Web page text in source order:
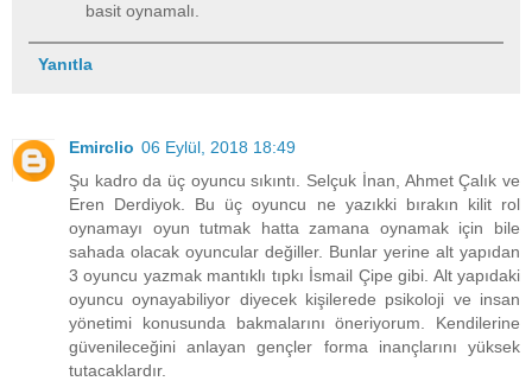
basit oynamalı.
Yanıtla
Emirclio 06 Eylül, 2018 18:49
Şu kadro da üç oyuncu sıkıntı. Selçuk İnan, Ahmet Çalık ve
Eren Derdiyok. Bu üç oyuncu ne yazıkki bırakın kilit rol
oynamayı oyun tutmak hatta zamana oynamak için bile
sahada olacak oyuncular değiller. Bunlar yerine alt yapıdan
3 oyuncu yazmak mantıklı tıpkı İsmail Çipe gibi. Alt yapıdaki
oyuncu oynayabiliyor diyecek kişilerede psikoloji ve insan
yönetimi konusunda bakmalarını öneriyorum. Kendilerine
güvenileceğini anlayan gençler forma inançlarını yüksek
tutacaklardır.